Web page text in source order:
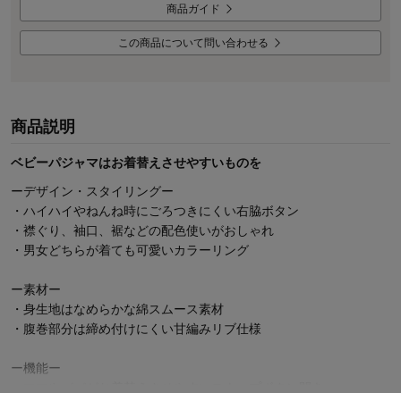
商品ガイド
この商品について問い合わせる
商品説明
ベビーパジャマはお着替えさせやすいものを
ーデザイン・スタイリングー
・ハイハイやねんね時にごろつきにくい右脇ボタン
・襟ぐり、袖口、裾などの配色使いがおしゃれ
・男女どちらが着ても可愛いカラーリング
ー素材ー
・身生地はなめらかな綿スムース素材
・腹巻部分は締め付けにくい甘編みリブ仕様
ー機能ー